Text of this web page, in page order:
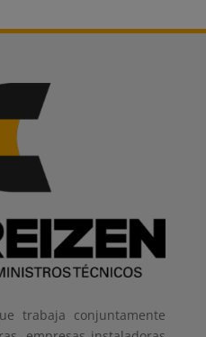
trabaja conjuntamente